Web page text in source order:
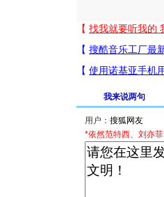
我来说两句
用户：
*依然范特西、刘亦